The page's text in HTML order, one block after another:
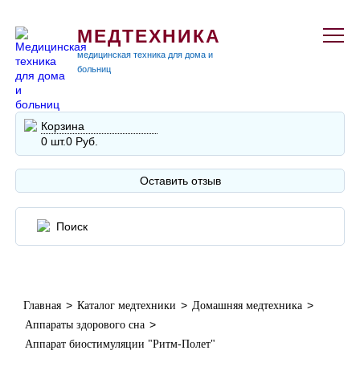
МЕДТЕХНИКА
медицинская техника для дома и
больниц
Корзина
0 шт.0 Руб.
Оставить отзыв
Главная > Каталог медтехники > Домашняя медтехника >
Аппараты здорового сна >
Аппарат биостимуляции "Ритм-Полет"